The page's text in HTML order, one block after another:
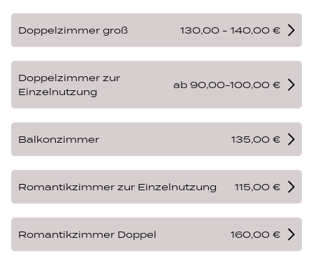
Doppelzimmer groß 130,00 - 140,00 €
Doppelzimmer zur
Einzelnutzung
ab 90,00-100,00 €
Balkonzimmer 135,00 €
Romantikzimmer zur Einzelnutzung 115,00 €
Romantikzimmer Doppel 160,00 €